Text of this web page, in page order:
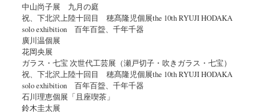
中山尚子展 九月の庭
祝、下北沢上陸十回目 穂髙隆児個展the 10th RYUJI HODAKA
solo exhibition 百年百盌、千年千器
廣川温個展
花岡央展
ガラス・七宝 次世代工芸展（瀬戸切子・吹きガラス・七宝）
祝、下北沢上陸十回目 穂髙隆児個展the 10th RYUJI HODAKA
solo exhibition 百年百盌、千年千器
石川理恵個展「且座喫茶」
鈴木圭太展